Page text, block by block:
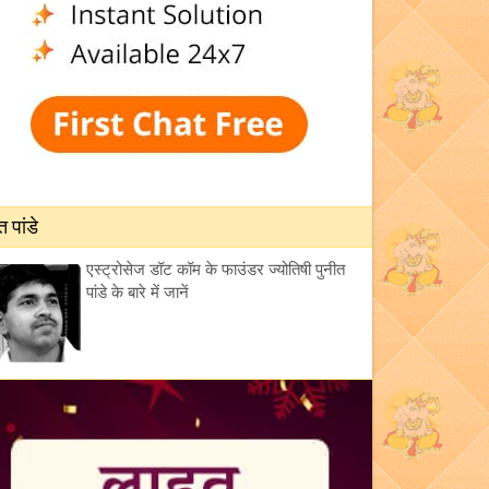
पांडे
एस्ट्रोसेज डॉट कॉम के फाउंडर ज्योतिषी पुनीत
पांडे के बारे में जानें